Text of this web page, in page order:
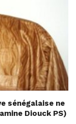
sénégalaise ne
Diouck PS)